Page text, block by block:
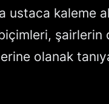
ustaca kaleme
şairlerin
olanak